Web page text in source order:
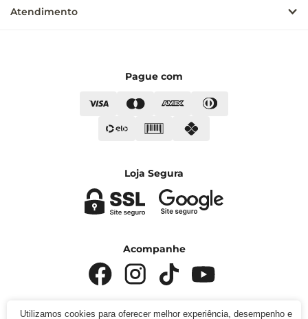
Atendimento
Pague com
Loja Segura
Acompanhe
Utilizamos cookies para oferecer melhor experiência, desempenho e